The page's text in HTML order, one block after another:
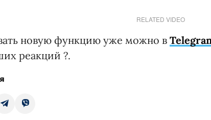
RELATED VIDEO
новую функцию уже можно в
реакций ?.